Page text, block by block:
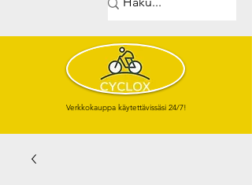
Verkkokauppa käytettävissäsi 24/7!